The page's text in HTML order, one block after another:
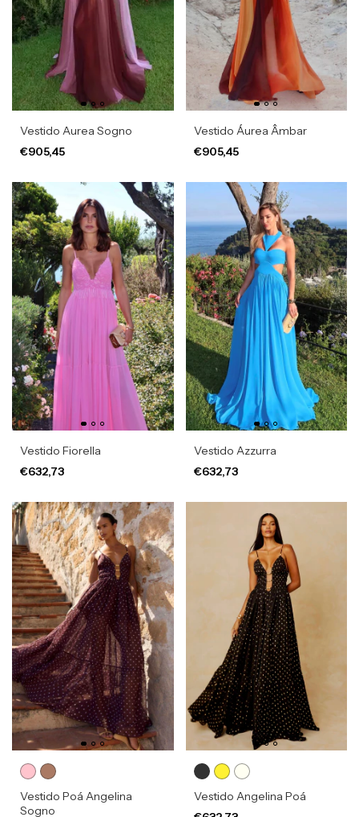
Vestido Aurea Sogno
€905,45
Vestido Áurea Âmbar
€905,45
Vestido Fiorella
€632,73
Vestido Azzurra
€632,73
Vestido Poá Angelina
Sogno
Vestido Angelina Poá